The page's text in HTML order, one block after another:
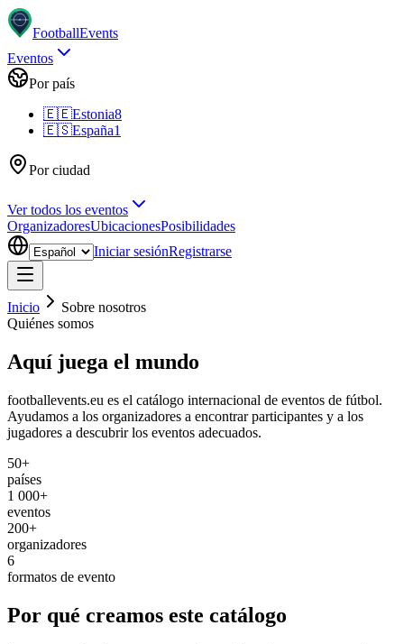
FootballEvents
Eventos
Por país
🇪🇪Estonia8
🇪🇸España1
Por ciudad
Ver todos los eventos
OrganizadoresUbicacionesPosibilidades
Iniciar sesiónRegistrarse
Inicio
Sobre nosotros
Quiénes somos
Aquí juega el mundo
footballevents.eu es el catálogo internacional de eventos de fútbol.
Ayudamos a los organizadores a encontrar participantes y a los
jugadores a descubrir los eventos adecuados.
50+
países
1 000+
eventos
200+
organizadores
6
formatos de evento
Por qué creamos este catálogo